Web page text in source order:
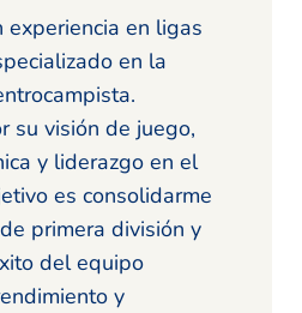
experiencia en ligas
en la
su visión de juego,
y liderazgo en el
es consolidarme
primera división y
del equipo
y